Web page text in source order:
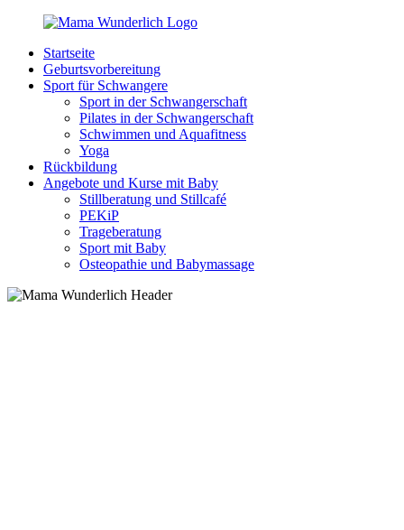
Zurück
Inhalt
MamaWunderlich.de
Mutti
sein
wunderbar!
Startseite
Geburtsvorbereitung
Sport für Schwangere
Sport in der Schwangerschaft
Pilates in der Schwangerschaft
Schwimmen und Aquafitness
Yoga
Rückbildung
Angebote und Kurse mit Baby
Stillberatung und Stillcafé
PEKiP
Trageberatung
Sport mit Baby
Osteopathie und Babymassage